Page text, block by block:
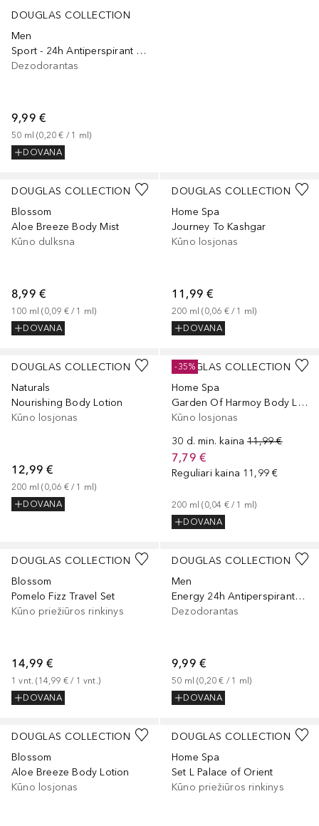
DOUGLAS COLLECTION
Men
Sport - 24h Antiperspirant Roll-On
Dezodorantas
9,99 €
50 ml (0,20 € / 1 ml)
DOVANA
DOUGLAS COLLECTION
Blossom
Aloe Breeze Body Mist
Kūno dulksna
8,99 €
100 ml (0,09 € / 1 ml)
DOVANA
DOUGLAS COLLECTION
Home Spa
Journey To Kashgar
Kūno losjonas
11,99 €
200 ml (0,06 € / 1 ml)
DOVANA
DOUGLAS COLLECTION
Naturals
Nourishing Body Lotion
Kūno losjonas
12,99 €
200 ml (0,06 € / 1 ml)
DOVANA
DOUGLAS COLLECTION
Home Spa
Garden Of Harmoy Body Lotion
Kūno losjonas
30 d. min. kaina 11,99 €
7,79 €
Reguliari kaina 11,99 €
200 ml (0,04 € / 1 ml)
DOVANA
-35%
DOUGLAS COLLECTION
Blossom
Pomelo Fizz Travel Set
Kūno priežiūros rinkinys
14,99 €
1 vnt. (14,99 € / 1 vnt.)
DOVANA
DOUGLAS COLLECTION
Men
Energy 24h Antiperspirant Roll-On
Dezodorantas
9,99 €
50 ml (0,20 € / 1 ml)
DOVANA
DOUGLAS COLLECTION
Blossom
Aloe Breeze Body Lotion
Kūno losjonas
DOUGLAS COLLECTION
Home Spa
Set L Palace of Orient
Kūno priežiūros rinkinys